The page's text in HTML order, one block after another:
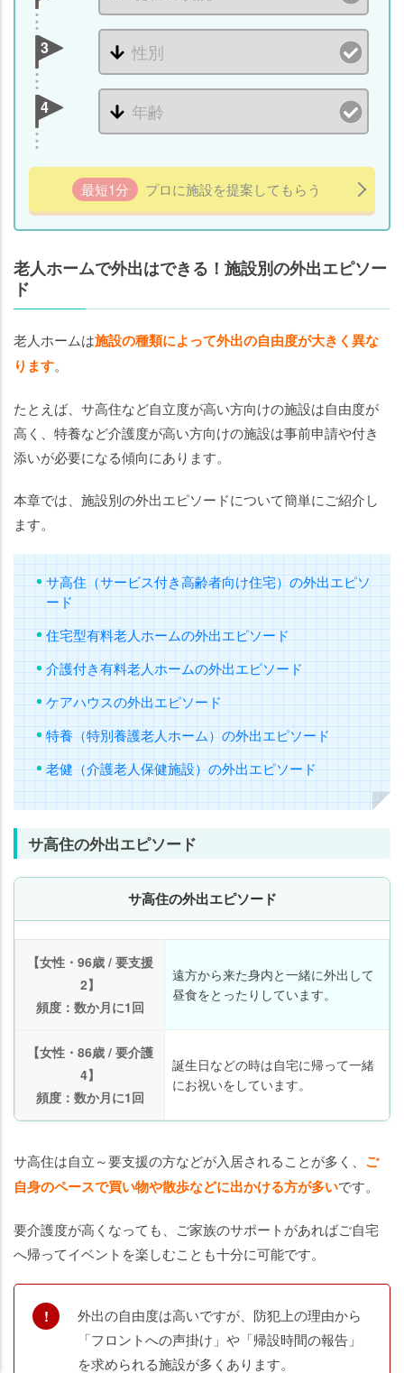
3
4
最短1分 プロに施設を提案してもらう
老人ホームで外出はできる！施設別の外出エピソー
ド
老人ホームは施設の種類によって外出の自由度が大きく異な
ります。
たとえば、サ高住など自立度が高い方向けの施設は自由度が
高く、特養など介護度が高い方向けの施設は事前申請や付き
添いが必要になる傾向にあります。
本章では、施設別の外出エピソードについて簡単にご紹介し
ます。
サ高住（サービス付き高齢者向け住宅）の外出エピソ
ード
住宅型有料老人ホームの外出エピソード
介護付き有料老人ホームの外出エピソード
ケアハウスの外出エピソード
特養（特別養護老人ホーム）の外出エピソード
老健（介護老人保健施設）の外出エピソード
サ高住の外出エピソード
サ高住の外出エピソード
【女性・96歳 / 要支援
2】
頻度：数か月に1回
遠方から来た身内と一緒に外出して
昼食をとったりしています。
【女性・86歳 / 要介護
4】
頻度：数か月に1回
誕生日などの時は自宅に帰って一緒
にお祝いをしています。
サ高住は自立～要支援の方などが入居されることが多く、 ご
自身のペースで買い物や散歩などに出かける方が多いです。
要介護度が高くなっても、ご家族のサポートがあればご自宅
へ帰ってイベントを楽しむことも十分に可能です。
外出の自由度は高いですが、防犯上の理由から
「フロントへの声掛け」や「帰設時間の報告」
を求められる施設が多くあります。
老人ホームの知りたいことがわかる
老人ホームの知りたいことがわかる